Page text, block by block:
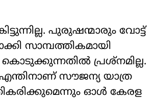
പുരുഷന്മാരും വോട്ട്
സാമ്പത്തികമായി
പ്രശ്നമില്ല.
സൗജന്യ യാത്ര
ഓൾ കേരള